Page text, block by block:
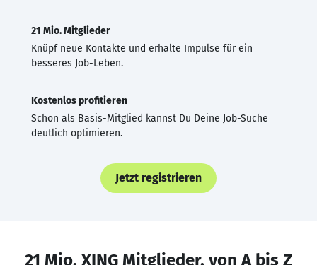
21 Mio. Mitglieder
Knüpf neue Kontakte und erhalte Impulse für ein
besseres Job-Leben.
Kostenlos profitieren
Schon als Basis-Mitglied kannst Du Deine Job-Suche
deutlich optimieren.
Jetzt registrieren
21 Mio. XING Mitglieder, von A bis Z